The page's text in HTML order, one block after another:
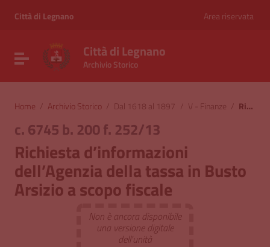
Vai al menu di navigazione
Città di Legnano Area riservata
Attiva / disattiva la navigazione
Città di Legnano
Archivio Storico
Home / Archivio Storico / Dal 1618 al 1897 / V - Finanze / Richiesta d’informazioni dell’Agenzia della tassa in Busto Arsizio a scopo fiscale
c. 6745 b. 200 f. 252/13
Richiesta d’informazioni
dell’Agenzia della tassa in Busto
Arsizio a scopo fiscale
Non è ancora disponibile
una versione digitale
dell'unità